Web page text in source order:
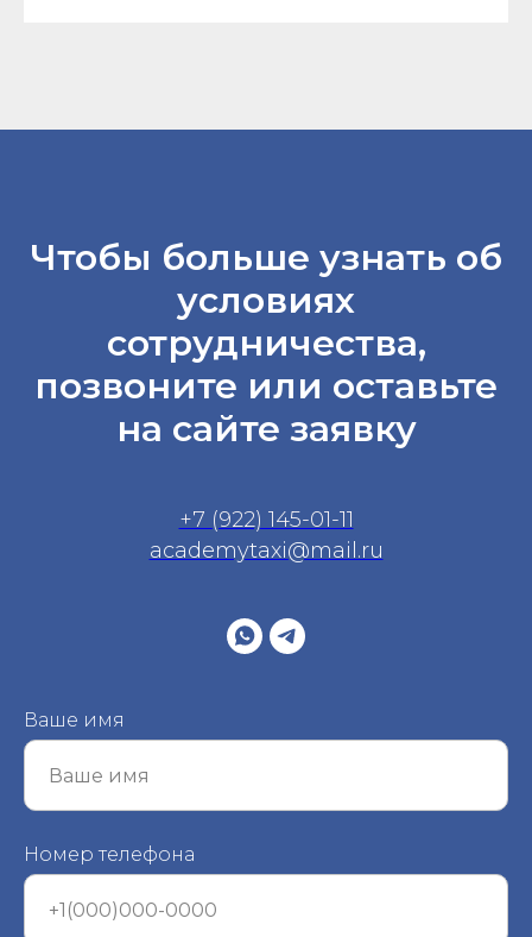
Чтобы больше узнать об
условиях
сотрудничества,
позвоните или оставьте
на сайте заявку
+7 (922) 145-01-11
academytaxi@mail.ru
Ваше имя
Номер телефона